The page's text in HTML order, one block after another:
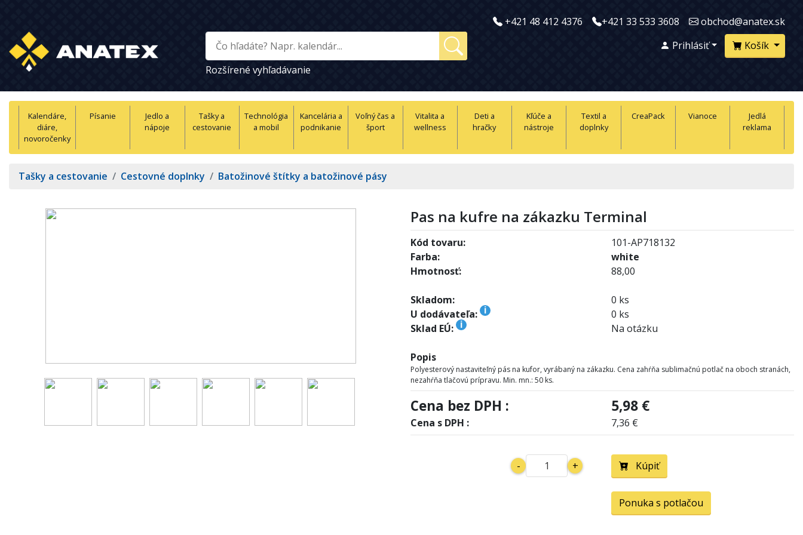
+421 48 412 4376 +421 33 533 3608 obchod@anatex.sk
Rozšírené vyhľadávanie
Košík
Prihlásiť
Kalendáre,
diáre,
novoročenky
Písanie
Jedlo a
nápoje
Tašky a
cestovanie
Technológia
a mobil
Kancelária a
podnikanie
Voľný čas a
šport
Vitalita a
wellness
Deti a
hračky
Kľúče a
nástroje
Textil a
doplnky
CreaPack Vianoce
Jedlá
reklama
Tašky a cestovanie / Cestovné doplnky / Batožinové štítky a batožinové pásy
Pas na kufre na zákazku Terminal
Kód tovaru:
101-AP718132
Farba:
white
Hmotnosť:
88,00
Skladom:
0 ks
U dodávateľa:
i
0 ks
Sklad EÚ:
i Na otázku
Popis
Polyesterový nastaviteľný pás na kufor, vyrábaný na zákazku. Cena zahŕňa sublimačnú potlač na oboch stranách,
nezahŕňa tlačovú prípravu. Min. mn.: 50 ks.
Cena bez DPH : 5,98 €
Cena s DPH : 7,36 €
- + Kúpiť
Ponuka s potlačou